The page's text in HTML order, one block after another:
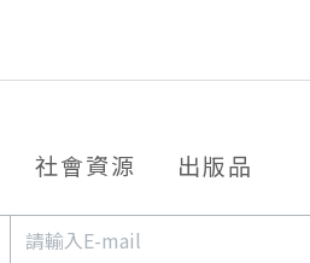
社會資源 出版品